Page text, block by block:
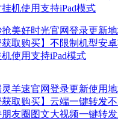
抢美好时光官网登录更新
取购买】不限制机型安
使用支持iPad模式